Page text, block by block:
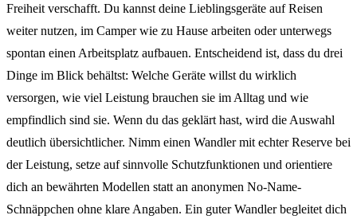
Freiheit verschafft. Du kannst deine Lieblingsgeräte auf Reisen
weiter nutzen, im Camper wie zu Hause arbeiten oder unterwegs
spontan einen Arbeitsplatz aufbauen. Entscheidend ist, dass du drei
Dinge im Blick behältst: Welche Geräte willst du wirklich
versorgen, wie viel Leistung brauchen sie im Alltag und wie
empfindlich sind sie. Wenn du das geklärt hast, wird die Auswahl
deutlich übersichtlicher. Nimm einen Wandler mit echter Reserve bei
der Leistung, setze auf sinnvolle Schutzfunktionen und orientiere
dich an bewährten Modellen statt an anonymen No-Name-
Schnäppchen ohne klare Angaben. Ein guter Wandler begleitet dich